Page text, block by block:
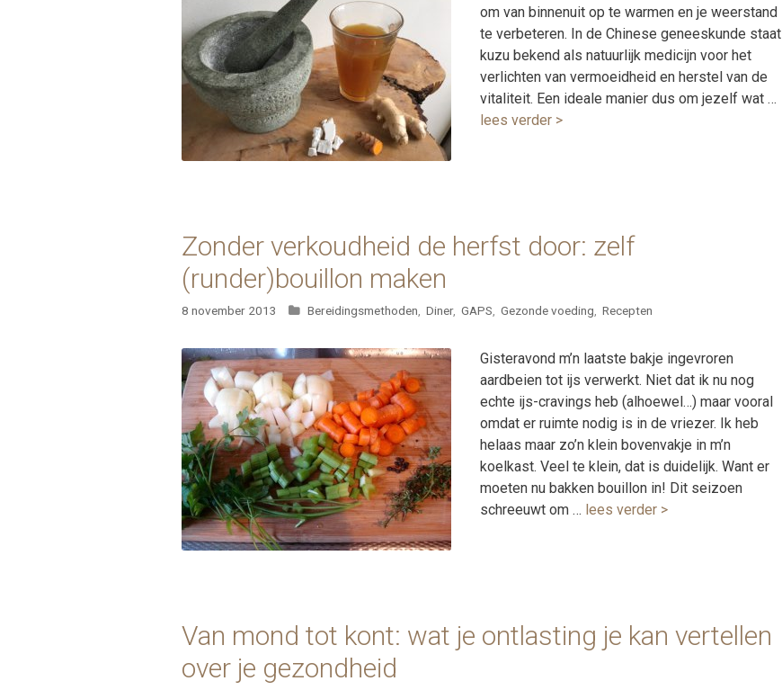
om van binnenuit op te warmen en je weerstand
te verbeteren. In de Chinese geneeskunde staat
kuzu bekend als natuurlijk medicijn voor het
verlichten van vermoeidheid en herstel van de
vitaliteit. Een ideale manier dus om jezelf wat …
lees verder >
Zonder verkoudheid de herfst door: zelf
(runder)bouillon maken
8 november 2013 Categorieën
Bereidingsmethoden Diner, GAPS Gezonde voeding Recepten
Gisteravond m’n laatste bakje ingevroren
aardbeien tot ijs verwerkt. Niet dat ik nu nog
echte ijs-cravings heb (alhoewel…) maar vooral
omdat er ruimte nodig is in de vriezer. Ik heb
helaas maar zo’n klein bovenvakje in m’n
koelkast. Veel te klein, dat is duidelijk. Want er
moeten nu bakken bouillon in! Dit seizoen
schreeuwt om … lees verder >
Van mond tot kont: wat je ontlasting je kan vertellen
over je gezondheid